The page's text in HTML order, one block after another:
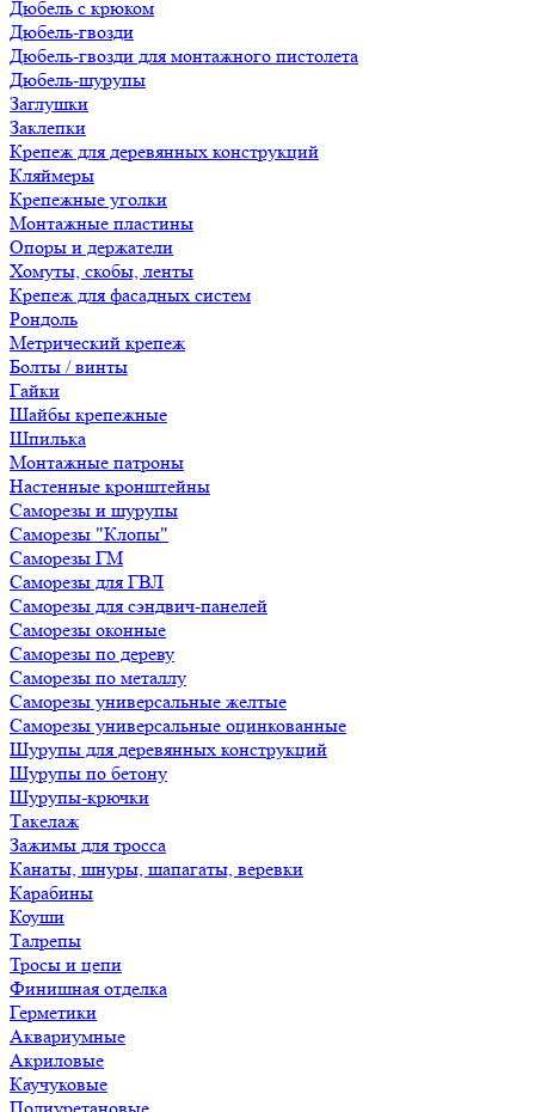
Дюбель с крюком
Дюбель-гвозди
Дюбель-гвозди для монтажного пистолета
Дюбель-шурупы
Заглушки
Заклепки
Крепеж для деревянных конструкций
Кляймеры
Крепежные уголки
Монтажные пластины
Опоры и держатели
Хомуты, скобы, ленты
Крепеж для фасадных систем
Рондоль
Метрический крепеж
Болты / винты
Гайки
Шайбы крепежные
Шпилька
Монтажные патроны
Настенные кронштейны
Саморезы и шурупы
Саморезы "Клопы"
Саморезы ГМ
Саморезы для ГВЛ
Саморезы для сэндвич-панелей
Саморезы оконные
Саморезы по дереву
Саморезы по металлу
Саморезы универсальные желтые
Саморезы универсальные оцинкованные
Шурупы для деревянных конструкций
Шурупы по бетону
Шурупы-крючки
Такелаж
Зажимы для тросса
Канаты, шнуры, шапагаты, веревки
Карабины
Коуши
Талрепы
Тросы и цепи
Финишная отделка
Герметики
Аквариумные
Акриловые
Каучуковые